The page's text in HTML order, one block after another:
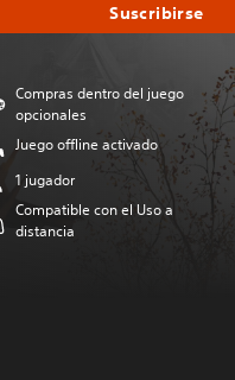
Suscribirse
Compras dentro del juego
opcionales
Juego offline activado
1 jugador
Compatible con el Uso a
distancia